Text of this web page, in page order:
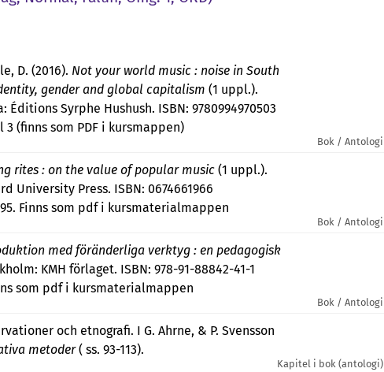
D. (2016). Not your world music : noise in South
gender and global capitalism (1 uppl.).
Éditions Syrphe Hushush. ISBN: 9780994970503
3 (finns som PDF i kursmappen)
Bok / Antologi
rites : on the value of popular music (1 uppl.).
University Press. ISBN: 0674661966
Finns som pdf i kursmaterialmappen
Bok / Antologi
med föränderliga verktyg : en pedagogisk
KMH förlaget. ISBN: 978-91-88842-41-1
som pdf i kursmaterialmappen
Bok / Antologi
och etnografi. I G. Ahrne, & P. Svensson
metoder( ss. 93-113).
Kapitel i bok (antologi)